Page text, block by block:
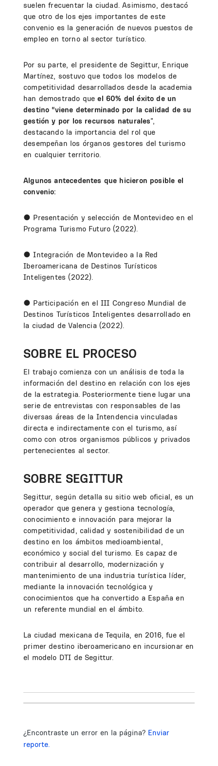
suelen frecuentar la ciudad. Asimismo, destacó
que otro de los ejes importantes de este
convenio es la generación de nuevos puestos de
empleo en torno al sector turístico.
Por su parte, el presidente de Segittur, Enrique
Martínez, sostuvo que todos los modelos de
competitividad desarrollados desde la academia
han demostrado queel 60% del éxito de un
destino “viene determinado por la calidad de su
gestión y por los recursos naturales”,
destacando la importancia del rol que
desempeñan los órganos gestores del turismo
en cualquier territorio.
Algunos antecedentes que hicieron posible el
convenio:
● Presentación y selección de Montevideo en el
Programa Turismo Futuro (2022).
● Integración de Montevideo a la Red
Iberoamericana de Destinos Turísticos
Inteligentes (2022).
● Participación en el III Congreso Mundial de
Destinos Turísticos Inteligentes desarrollado en
la ciudad de Valencia (2022).
SOBRE EL PROCESO
El trabajo comienza con un análisis de toda la
información del destino en relación con los ejes
de la estrategia. Posteriormente tiene lugar una
serie de entrevistas con responsables de las
diversas áreas de la Intendencia vinculadas
directa e indirectamente con el turismo, así
como con otros organismos públicos y privados
pertenecientes al sector.
SOBRE SEGITTUR
Segittur, según detalla su sitio web oficial, es un
operador que genera y gestiona tecnología,
conocimiento e innovación para mejorar la
competitividad, calidad y sostenibilidad de un
destino en los ámbitos medioambiental,
económico y social del turismo. Es capaz de
contribuir al desarrollo, modernización y
mantenimiento de una industria turística líder,
mediante la innovación tecnológica y
conocimientos que ha convertido a España en
un referente mundial en el ámbito.
La ciudad mexicana de Tequila, en 2016, fue el
primer destino iberoamericano en incursionar en
el modelo DTI de Segittur.
¿Encontraste un error en la página? Enviar
reporte.